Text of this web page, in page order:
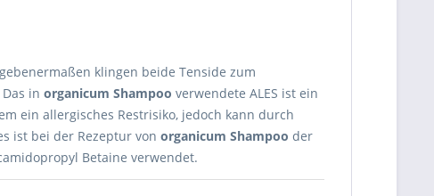
klingen beide Tenside zum
in organicum Shampoo verwendete ALES ist ein
ein allergisches Restrisiko, jedoch kann durch
ist bei der Rezeptur von organicum Shampoo der
Betaine verwendet.